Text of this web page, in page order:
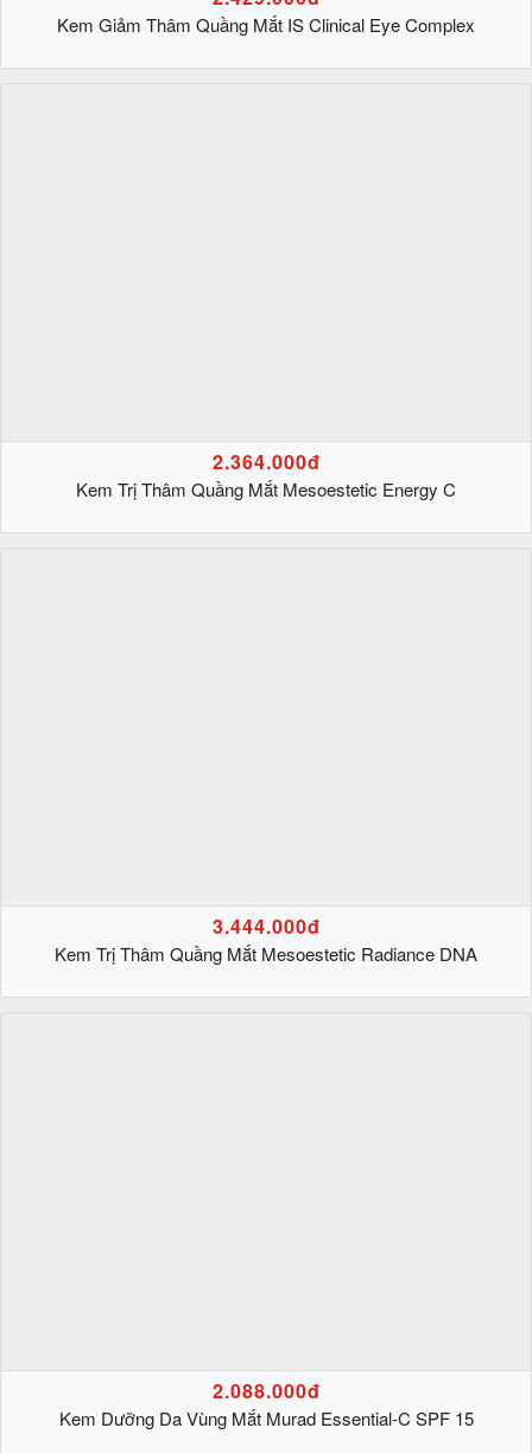
Kem Giảm Thâm Quầng Mắt IS Clinical Eye Complex
2.364.000đ
Kem Trị Thâm Quầng Mắt Mesoestetic Energy C
3.444.000đ
Kem Trị Thâm Quầng Mắt Mesoestetic Radiance DNA
2.088.000đ
Kem Dưỡng Da Vùng Mắt Murad Essential-C SPF 15